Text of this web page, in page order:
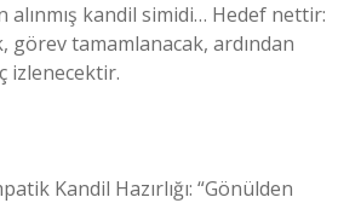
alınmış kandil simidi… Hedef nettir:
görev tamamlanacak, ardından
izlenecektir.
Kandil Hazırlığı: “Gönülden